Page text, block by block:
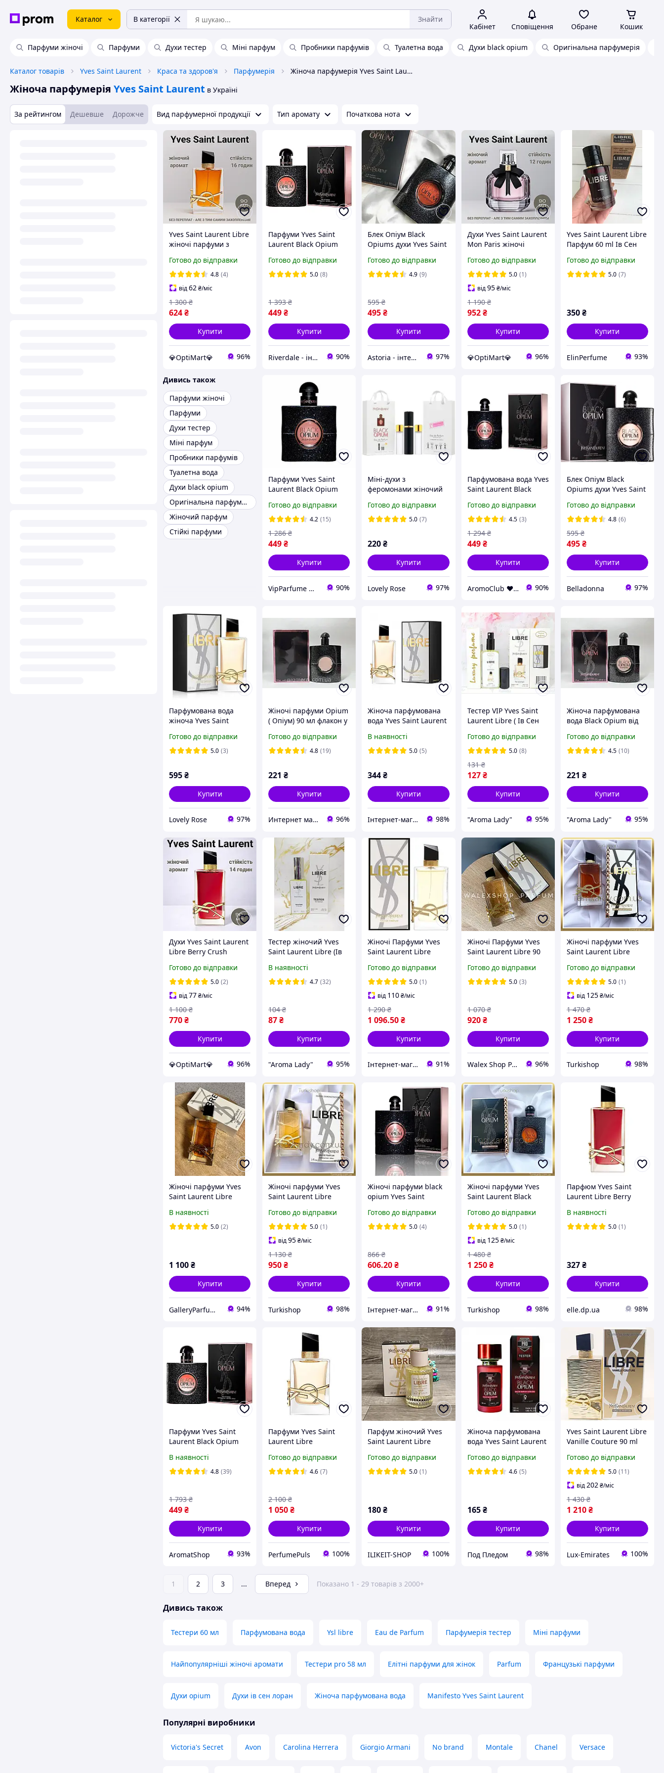
Каталог В категорії Знайти
Кабінет Сповіщення Обране Кошик
Парфуми жіночі Парфуми Духи тестер Міні парфум Пробники парфумів Туалетна вода Духи black opium Оригінальна парфумерія
Каталог товарів Yves Saint Laurent Краса та здоров'я Парфумерія Жіноча парфумерія Yves Saint Laurent
Жіноча парфумерія Yves Saint Laurent в Україні
За рейтингом Дешевше Дорожче Вид парфумерної продукції Тип аромату Початкова нота
Yves Saint Laurent Libre
жіночі парфуми з
ваніллю Духи Ів сін
лоран лібре 90 мл
Готово до відправки
4.8 (4)
від62₴/міс
624₴
1 300 ₴
Купити
💎OptiMart💎 96%
Парфуми Yves Saint
Laurent Black Opium
ml (YSL Opium Парфуми
black opium Парфуми ів
Готово до відправки
5.0 (8)
449₴
1 393 ₴
Купити
Riverdale - інтернет магазин 90%
Блек Опіум Black
Opiums духи Yves Saint
Сен Лоран Блек Опіум
Парфумерія жіноча
Готово до відправки
4.9 (9)
495₴
595 ₴
Купити
Astoria - інтернет-магазин косметики та парфумерії 97%
Духи Yves Saint Laurent
Mon Paris жіночі
полуницею та
жасмином Пару Ів Сен
Лоран Мон Парі 90 мл
Готово до відправки
5.0 (1)
від95 ₴/міс
952 ₴
1 190 ₴
Купити
💎OptiMart💎 96%
Yves Saint Laurent Libre
Парфум 60 ml Ів Сен
YSL Libre Аромат духи
Готово до відправки
5.0 (7)
350₴
Купити
ElinPerfume 93%
Дивись також
Парфуми жіночі
Парфуми
Духи тестер
Міні парфум
Пробники парфумів
Туалетна вода
Духи black opium
Оригінальна парфумерія
Жіночий парфум
Стійкі парфуми
Парфуми Yves Saint
Laurent Black Opium
ml (Парфуми ів сен
Парфуми black opium
Опіум блек)
Готово до відправки
4.2 (15)
449₴
1 286 ₴
Купити
VipParfume — интернет-магазин парфюмерии и косметики 90%
Міні-духи з
феромонами жіночий
Opium 3х15 мл
Готово до відправки
5.0 (7)
220₴
Купити
Lovely Rose 97%
Парфумована вода Yves
Saint Laurent Black
вода 90 ml (Духи ів сін
лоран Опіум блек YSL
Opium)
Готово до відправки
4.5 (3)
449 ₴
1 294 ₴
Купити
AromoClub ❤ Якісна парфумерія в Україні 90%
Блек Опіум Black
Opiums духи Yves Saint
Сен Лоран Блек Опіум
Духи Аромат Парфуми
Готово до відправки
4.8 (6)
495₴
595 ₴
Купити
Belladonna 97%
Парфумована вода
жіноча Yves Saint
90 ml
Готово до відправки
5.0 (3)
595₴
Купити
Lovely Rose 97%
Жіночі парфуми Opium
( Опіум) 90 мл флакон у
Готово до відправки
4.8 (19)
221 ₴
Купити
Интернет магазин "Aroma Glamour" 96%
Жіноча парфумована
вода Yves Saint Laurent
В наявності
5.0 (5)
344₴
Купити
Інтернет-магазин "Optparfum" 98%
Тестер VIP Yves Saint
Laurent Libre ( Ів Сен
Готово до відправки
5.0 (8)
127 ₴
131 ₴
Купити
"Aroma Lady" 95%
Жіноча парфумована
вода Black Opium від
Сен Лоран Блек Опіум )
Готово до відправки
4.5 (10)
221 ₴
Купити
"Aroma Lady" 95%
Духи Yves Saint Laurent
Libre Berry Crush
квіткові фруктові ноти
Ів Сен Лоран Лібрі
Беррі Краш
Готово до відправки
5.0 (2)
від77₴/міс
770₴
1 100 ₴
Купити
💎OptiMart💎 96%
Тестер жіночий Yves
Saint Laurent Libre (Ів
В наявності
4.7 (32)
87₴
104 ₴
Купити
"Aroma Lady" 95%
Жіночі Парфуми Yves
Saint Laurent Libre
Сен Лібр (Оригінальне
паковання) 90 мл
Готово до відправки
5.0 (1)
від 110₴/міс
1 096.50₴
1 290 ₴
Купити
Інтернет-магазин Allegoriya 91%
Жіночі Парфуми Yves
Saint Laurent Libre 90
90 мл
Готово до відправки
5.0 (3)
920 ₴
1 070 ₴
Купити
Walex Shop Parfum 96%
Жіночі парфуми Yves
Saint Laurent Libre
Лоран Лібре Інтенс 90
мл.
Готово до відправки
5.0 (1)
від 125₴/міс
1 250₴
1 470 ₴
Купити
Turkishop 98%
Жіночі парфуми Yves
Saint Laurent Libre
Сен Лоран Лібр Інтенс
(Тестер) 90 мл
В наявності
5.0 (2)
1 100₴
Купити
GalleryParfums - інтернет магазин парфумерії 94%
Жіночі парфуми Yves
Saint Laurent Libre
Лоран Лібре (Тестер) 90
мл.
Готово до відправки
5.0 (1)
від95₴/міс
950₴
1 130 ₴
Купити
Turkishop 98%
Жіночі парфуми black
opium Yves Saint
Блек Опіум
Готово до відправки
5.0 (4)
606.20₴
866 ₴
Купити
Інтернет-магазин Allegoriya 91%
Жіночі парфуми Yves
Saint Laurent Black
Сен Лоран Блек Опіум
90 мл.
Готово до відправки
5.0 (1)
від 125 ₴/міс
1 250 ₴
1 480 ₴
Купити
Turkishop 98%
Парфюм Yves Saint
Laurent Libre Berry
В наявності
5.0 (1)
327₴
Купити
elle.dp.ua 98%
Парфуми Yves Saint
Laurent Black Opium
ml (YSL Opium Парфуми
black opium Парфуми ів
В наявності
4.8 (39)
449₴
1 793 ₴
Купити
AromatShop 93%
Парфуми Yves Saint
Laurent Libre
ml (Парфуми Ів сен
лоран лібре Парфуми
Готово до відправки
4.6 (7)
1 050₴
2 100 ₴
Купити
PerfumePuls 100%
Парфум жіночий Yves
Saint Laurent Libre
Готово до відправки
5.0 (1)
180₴
Купити
ILIKEIT-SHOP 100%
Жіноча парфумована
вода Yves Saint Laurent
58 ml
Готово до відправки
4.6 (5)
165 ₴
Купити
Под Пледом 98%
Yves Saint Laurent Libre
Vanille Couture 90 ml
парфуми Ів Сен Лоран
Лібре Ваніль Кутюр 90
мл (ТЕСТЕР)
Готово до відправки
5.0 (11)
від202₴/міс
1 210₴
1 430 ₴
Купити
Lux-Emirates 100%
1 2 3 ... Вперед Показано 1 - 29 товарів з 2000+
Дивись також
Тестери 60 мл Парфумована вода Ysl libre Eau de Parfum Парфумерія тестер Міні парфуми
Найпопулярніші жіночі аромати Тестери pro 58 мл Елітні парфуми для жінок Parfum Французькі парфуми
Духи opium Духи ів сен лоран Жіноча парфумована вода Manifesto Yves Saint Laurent
Популярні виробники
Victoria's Secret Avon Carolina Herrera Giorgio Armani No brand Montale Chanel Versace